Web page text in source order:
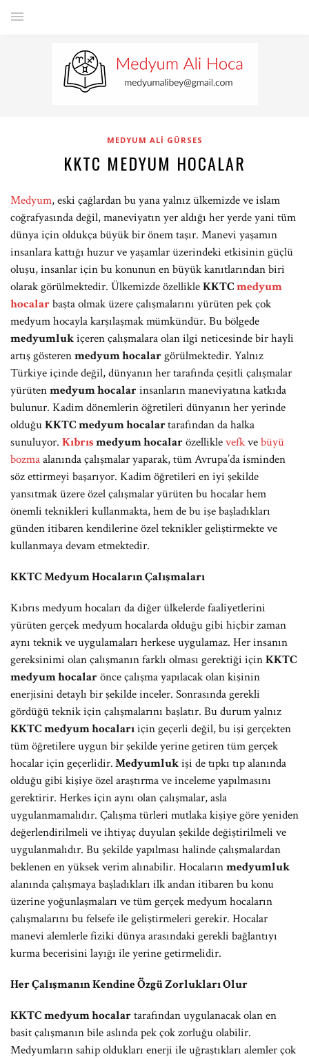
MEDYUM ALI GÜRSES
KKTC MEDYUM HOCALAR
Medyum, eski çağlardan bu yana yalnız ülkemizde ve islam
coğrafyasında değil, maneviyatın yer aldığı her yerde yani tüm
dünya için oldukça büyük bir önem taşır. Manevi yaşamın
insanlara kattığı huzur ve yaşamlar üzerindeki etkisinin güçlü
oluşu, insanlar için bu konunun en büyük kanıtlarından biri
olarak görülmektedir. Ülkemizde özellikleKKTCmedyum
hocalarbaşta olmak üzere çalışmalarını yürüten pek çok
medyum hocayla karşılaşmak mümkündür. Bu bölgede
medyumlukiçeren çalışmalara olan ilgi neticesinde bir hayli
artış gösterenmedyum hocalargörülmektedir. Yalnız
Türkiye içinde değil, dünyanın her tarafında çeşitli çalışmalar
yürütenmedyum hocalarinsanların maneviyatına katkıda
bulunur. Kadim dönemlerin öğretileri dünyanın her yerinde
olduğuKKTC medyum hocalartarafından da halka
sunuluyor. Kıbrısmedyum hocalarözelliklevefkvebüyü
bozmaalanında çalışmalar yaparak, tüm Avrupa’da isminden
söz ettirmeyi başarıyor. Kadim öğretileri en iyi şekilde
yansıtmak üzere özel çalışmalar yürüten bu hocalar hem
önemli teknikleri kullanmakta, hem de bu işe başladıkları
günden itibaren kendilerine özel teknikler geliştirmekte ve
kullanmaya devam etmektedir.
KKTC Medyum Hocaların Çalışmaları
Kıbrıs medyum hocaları da diğer ülkelerde faaliyetlerini
yürüten gerçek medyum hocalarda olduğu gibi hiçbir zaman
aynı teknik ve uygulamaları herkese uygulamaz. Her insanın
gereksinimi olan çalışmanın farklı olması gerektiği içinKKTC
medyum hocalarönce çalışma yapılacak olan kişinin
enerjisini detaylı bir şekilde inceler. Sonrasında gerekli
gördüğü teknik için çalışmalarını başlatır. Bu durum yalnız
KKTC medyum hocalarıiçin geçerli değil, bu işi gerçekten
tüm öğretilere uygun bir şekilde yerine getiren tüm gerçek
hocalar için geçerlidir.Medyumlukişi de tıpkı tıp alanında
olduğu gibi kişiye özel araştırma ve inceleme yapılmasını
gerektirir. Herkes için aynı olan çalışmalar, asla
uygulanmamalıdır. Çalışma türleri mutlaka kişiye göre yeniden
değerlendirilmeli ve ihtiyaç duyulan şekilde değiştirilmeli ve
uygulanmalıdır. Bu şekilde yapılması halinde çalışmalardan
beklenen en yüksek verim alınabilir. Hocalarınmedyumluk
alanında çalışmaya başladıkları ilk andan itibaren bu konu
üzerine yoğunlaşmaları ve tüm gerçek medyum hocaların
çalışmalarını bu felsefe ile geliştirmeleri gerekir. Hocalar
manevi alemlerle fiziki dünya arasındaki gerekli bağlantıyı
kurma becerisini layığı ile yerine getirmelidir.
Her Çalışmanın Kendine Özgü Zorlukları Olur
KKTC medyum hocalartarafından uygulanacak olan en
basit çalışmanın bile aslında pek çok zorluğu olabilir.
Medyumların sahip oldukları enerji ile uğraştıkları alemler çok